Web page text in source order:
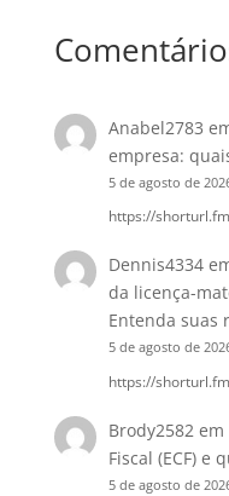
Anabel2783
empresa:
5 de agosto de
https://
Dennis4334
da licença-
Entenda suas
5 de agosto de
https://
Brody2582 em
Fiscal (ECF) e
5 de agosto de